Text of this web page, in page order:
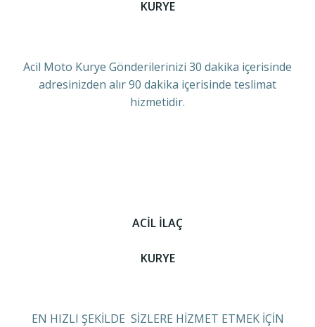
KURYE
Acil Moto Kurye Gönderilerinizi 30 dakika içerisinde
adresinizden alır 90 dakika içerisinde teslimat
hizmetidir.
ACİL İLAÇ
KURYE
EN HIZLI ŞEKİLDE SİZLERE HİZMET ETMEK İÇİN